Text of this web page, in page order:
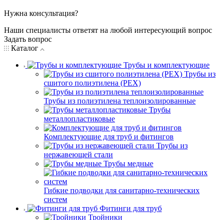
Нужна консультация?
Наши специалисты ответят на любой интересующий вопрос
Задать вопрос
Каталог
Трубы и комплектующие
Трубы из
сшитого полиэтилена (PEX)
Трубы из полиэтилена теплоизолированные
Трубы
металлопластиковые
Комплектующие для труб и фитингов
Трубы из
нержавеющей стали
Трубы медные
Гибкие подводки для санитарно-технических
систем
Фитинги для труб
Тройники